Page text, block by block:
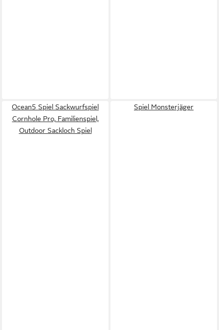
Ocean5 Spiel Sackwurfspiel
Cornhole Pro, Familienspiel,
Outdoor Sackloch Spiel
Spiel Monsterjäger